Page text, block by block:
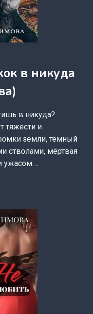
в никуда
в никуда?
тяжести и
земли, тёмный
стволами, мёртвая
ужасом….